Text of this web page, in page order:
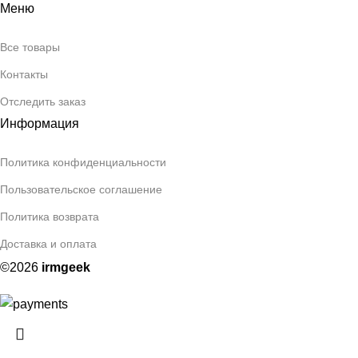
Меню
Все товары
Контакты
Отследить заказ
Информация
Политика конфиденциальности
Пользовательское соглашение
Политика возврата
Доставка и оплата
©2026 irmgeek